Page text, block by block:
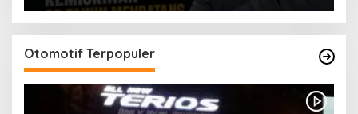
Otomotif Terpopuler